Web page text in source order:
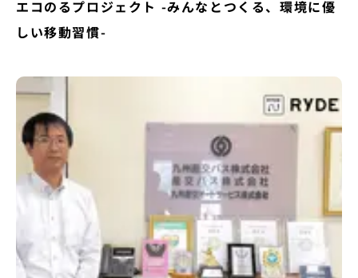
エコのるプロジェクト -みんなとつくる、環境に優
しい移動習慣-